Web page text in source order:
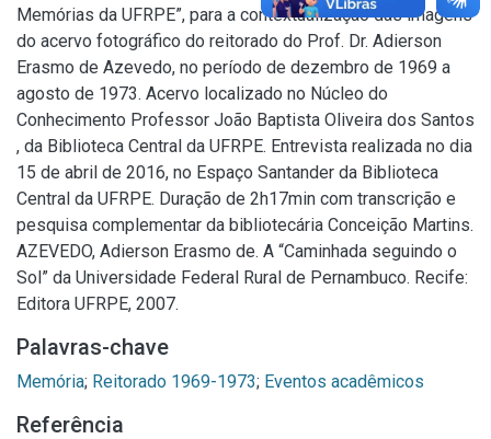
Memórias da UFRPE”, para a contextualização das imagens
do acervo fotográfico do reitorado do Prof. Dr. Adierson
Erasmo de Azevedo, no período de dezembro de 1969 a
agosto de 1973. Acervo localizado no Núcleo do
Conhecimento Professor João Baptista Oliveira dos Santos
, da Biblioteca Central da UFRPE. Entrevista realizada no dia
15 de abril de 2016, no Espaço Santander da Biblioteca
Central da UFRPE. Duração de 2h17min com transcrição e
pesquisa complementar da bibliotecária Conceição Martins.
AZEVEDO, Adierson Erasmo de. A “Caminhada seguindo o
Sol” da Universidade Federal Rural de Pernambuco. Recife:
Editora UFRPE, 2007.
Palavras-chave
Memória; Reitorado 1969-1973; Eventos acadêmicos
Referência